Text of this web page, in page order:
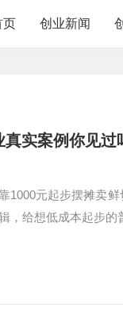
页 创业新闻
真实案例你见过
1000元起步摆摊卖
，给想低成本起步